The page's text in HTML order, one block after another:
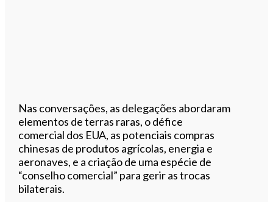
Nas conversações, as delegações abordaram
elementos de terras raras, o défice
comercial dos EUA, as potenciais compras
chinesas de produtos agrícolas, energia e
aeronaves, e a criação de uma espécie de
“conselho comercial” para gerir as trocas
bilaterais.